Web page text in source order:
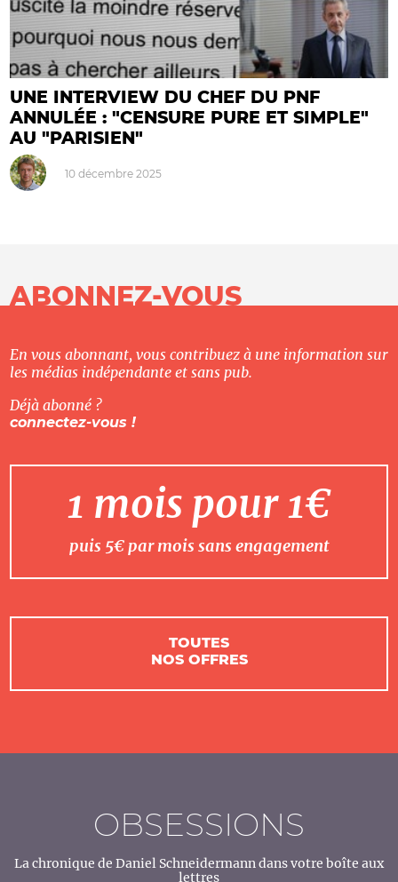
UNE INTERVIEW DU CHEF DU PNF
ANNULÉE : "CENSURE PURE ET SIMPLE"
AU "PARISIEN"
10 décembre 2025
ABONNEZ-VOUS
En vous abonnant, vous contribuez à une information sur
les médias indépendante et sans pub.
Déjà abonné ?
connectez-vous !
1 mois pour 1€
puis 5€ par mois sans engagement
TOUTES
NOS OFFRES
OBSESSIONS
La chronique de Daniel Schneidermann dans votre boîte aux
lettres